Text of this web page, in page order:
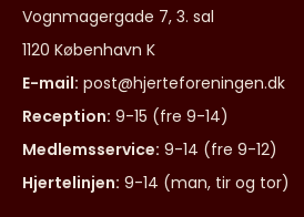
Vognmagergade 7, 3. sal
1120 København K
E-mail: post@hjerteforeningen.dk
Reception: 9-15 (fre 9-14)
Medlemsservice: 9-14 (fre 9-12)
Hjertelinjen: 9-14 (man, tir og tor)